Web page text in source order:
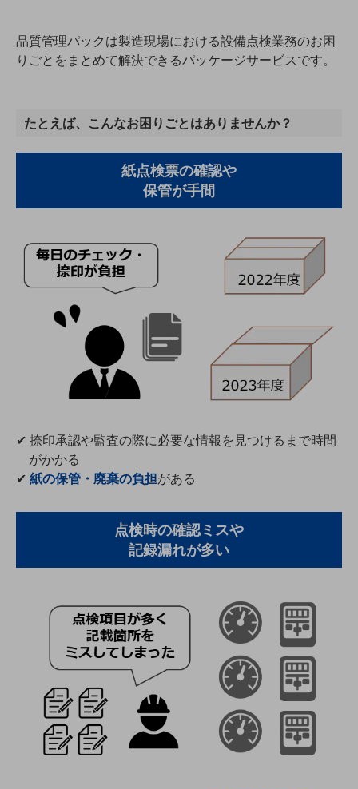
クラウド・データセンター
運用管理
業務支援・マーケティング
災害対策・BCP
課題・ニーズで探す
課題・ニーズで探すTOP
コミュニケーション・情報共有
マーケティング
業務効率化
災害対策
職場環境整備
顧客体験（CX）改善
人材不足解消
業種・業態で探すTOP
一次産業
品質管理パックは製造現場における設備点検業務のお困
りごとをまとめて解決できるパッケージサービスです。
たとえば、こんなお困りごとはありませんか？
紙点検票の確認や
保管が手間
✔ 捺印承認や監査の際に必要な情報を見つけるまで時間
がかかる
✔ 紙の保管・廃棄の負担がある
点検時の確認ミスや
記録漏れが多い